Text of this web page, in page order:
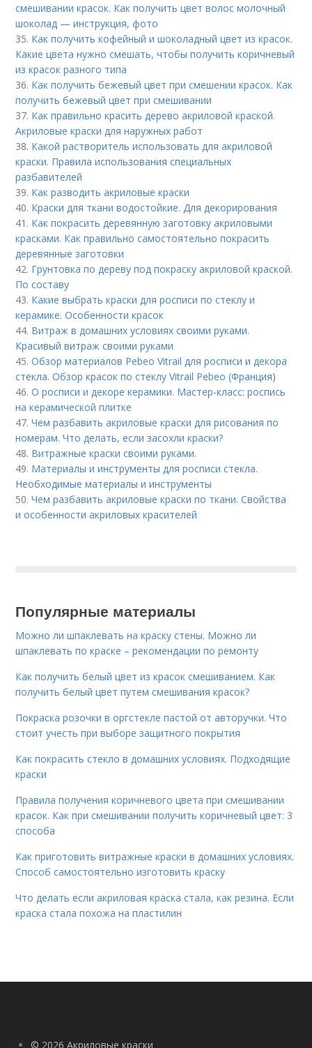
смешивании красок. Как получить цвет волос молочный
шоколад — инструкция, фото
35. Как получить кофейный и шоколадный цвет из красок.
Какие цвета нужно смешать, чтобы получить коричневый
из красок разного типа
36. Как получить бежевый цвет при смешении красок. Как
получить бежевый цвет при смешивании
37. Как правильно красить дерево акриловой краской.
Акриловые краски для наружных работ
38. Какой растворитель использовать для акриловой
краски. Правила использования специальных
разбавителей
39. Как разводить акриловые краски
40. Краски для ткани водостойкие. Для декорирования
41. Как покрасить деревянную заготовку акриловыми
красками. Как правильно самостоятельно покрасить
деревянные заготовки
42. Грунтовка по дереву под покраску акриловой краской.
По составу
43. Какие выбрать краски для росписи по стеклу и
керамике. Особенности красок
44. Витраж в домашних условиях своими руками.
Красивый витраж своими руками
45.Обзор материалов Pebeo Vitrail для росписи и декора
стекла. Обзор красок по стеклу Vitrail Pebeo (Франция)
46.О росписи и декоре керамики. Мастер-класс: роспись
на керамической плитке
47.Чем разбавить акриловые краски для рисования по
номерам. Что делать, если засохли краски?
48. Витражные краски своими руками.
49. Материалы и инструменты для росписи стекла.
Необходимые материалы и инструменты
50.Чем разбавить акриловые краски по ткани. Свойства
и особенности акриловых красителей
Популярные материалы
Можно ли шпаклевать на краску стены. Можно ли
шпаклевать по краске – рекомендации по ремонту
Как получить белый цвет из красок смешиванием. Как
получить белый цвет путем смешивания красок?
Покраска розочки в оргстекле пастой от авторучки. Что
стоит учесть при выборе защитного покрытия
Как покрасить стекло в домашних условиях. Подходящие
краски
Правила получения коричневого цвета при смешивании
красок. Как при смешивании получить коричневый цвет: 3
способа
Как приготовить витражные краски в домашних условиях.
Способ самостоятельно изготовить краску
Что делать если акриловая краска стала, как резина. Если
краска стала похожа на пластилин
© 2026 Акриловые краски